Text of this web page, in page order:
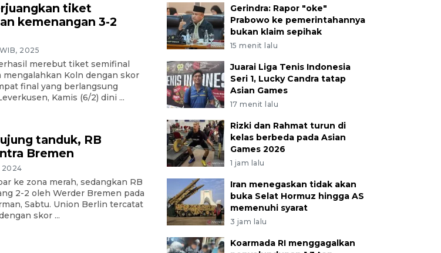
tiket
kemenangan 3-2
2025
merebut tiket semifinal
mengalahkan Koln dengan skor
final yang berlangsung
Kamis (6/2) dini ...
tanduk, RB
Bremen
2024
ke zona merah, sedangkan RB
2-2 oleh Werder Bremen pada
Sabtu. Union Berlin tercatat
skor ...
Gerindra: Rapor "oke"
Prabowo ke pemerintahannya
bukan klaim sepihak
15 menit lalu
Juarai Liga Tenis Indonesia
Seri 1, Lucky Candra tatap
Asian Games
17 menit lalu
Rizki dan Rahmat turun di
kelas berbeda pada Asian
Games 2026
1 jam lalu
Iran menegaskan tidak akan
buka Selat Hormuz hingga AS
memenuhi syarat
3 jam lalu
Koarmada RI menggagalkan